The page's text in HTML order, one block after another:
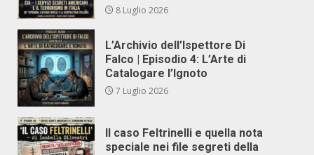
8 Luglio 2026
L’Archivio dell’Ispettore Di
Falco | Episodio 4: L’Arte di
Catalogare l’Ignoto
7 Luglio 2026
Il caso Feltrinelli e quella nota
speciale nei file segreti della